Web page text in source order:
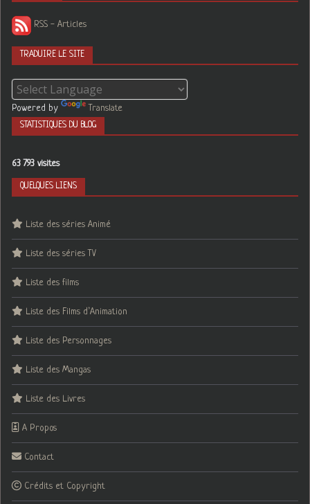
RSS - Articles
TRADUIRE LE SITE
Powered by Translate
STATISTIQUES DU BLOG
63 793 visites
QUELQUES LIENS
Liste des séries Animé
Liste des séries TV
Liste des films
Liste des Films d’Animation
Liste des Personnages
Liste des Mangas
Liste des Livres
A Propos
Contact
Crédits et Copyright